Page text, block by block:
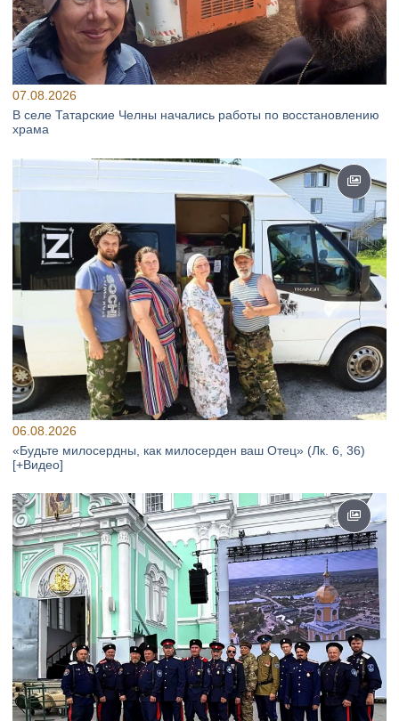
07.08.2026
В селе Татарские Челны начались работы по восстановлению
храма
06.08.2026
«Будьте милосердны, как милосерден ваш Отец» (Лк. 6, 36)
[+Видео]